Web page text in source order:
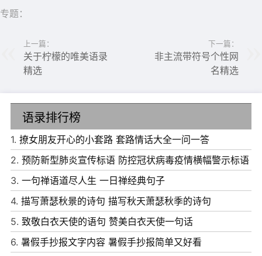
6、最美好的事，是人潮拥挤，你自然而然牵紧我的手。
7、我们一生所寻求的，不外乎就是有人疼，有人懂。
8、你要时时刻刻记住你的身份啦，你是我的小蠢猪。
10、都说你眼中开倾世桃花，却如何一夕桃花雨下。
11、笨人寻找远处的幸福，聪明人在脚下播种幸福。
专题：
上一篇：
关于柠檬的唯美语录
精选
下一篇：
非主流带符号个性网
名精选
语录排行榜
1. 撩女朋友开心的小套路 套路情话大全一问一答
2. 预防新型肺炎宣传标语 防控冠状病毒疫情横幅警示标语
3. 一句禅语道尽人生 一日禅经典句子
4. 描写萧瑟秋景的诗句 描写秋天萧瑟秋季的诗句
5. 致敬白衣天使的语句 赞美白衣天使一句话
6. 暑假手抄报文字内容 暑假手抄报简单又好看